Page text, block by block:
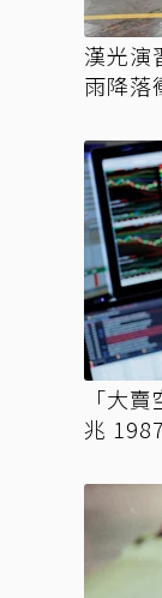
漢光演
雨降落
「大
兆